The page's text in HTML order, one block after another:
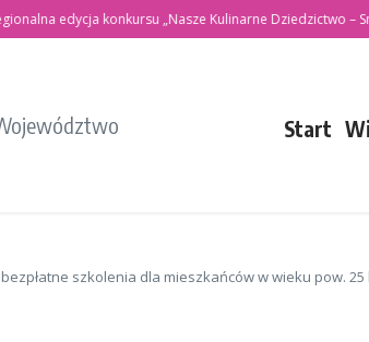
edycja konkursu „Nasze Kulinarne Dziedzictwo – Smaki
Start
szkolenia dla mieszkańców w wieku pow. 25